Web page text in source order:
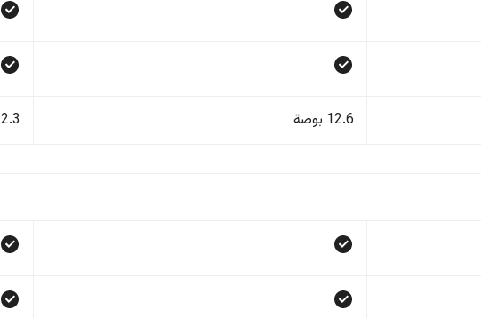
12.6 بوصة 12.3